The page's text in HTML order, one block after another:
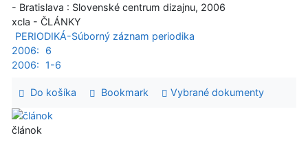
- Bratislava : Slovenské centrum dizajnu, 2006
xcla - ČLÁNKY
PERIODIKÁ-Súborný záznam periodika
2006:
6
2006:
1-6
Do košíka Bookmark Vybrané dokumenty
článok